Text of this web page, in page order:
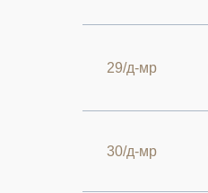
29/д-мр
30/д-мр